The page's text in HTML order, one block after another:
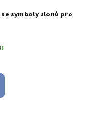
symboly slonů pro